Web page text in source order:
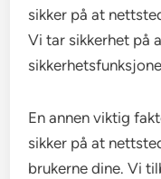
sikker på at
Vi tar sikkerhet på
En annen viktig
sikker på at
brukerne dine. Vi